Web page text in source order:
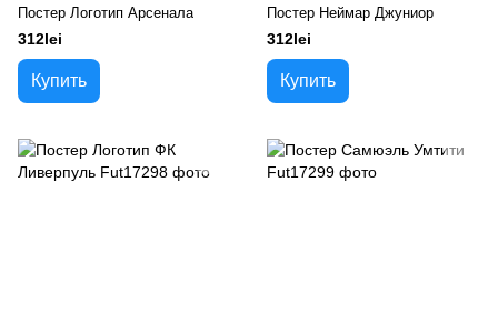
Постер Логотип Арсенала
312lei
Купить
Постер Неймар Джуниор
312lei
Купить